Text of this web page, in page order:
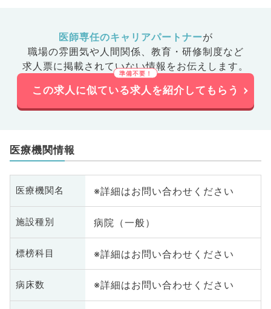
医師専任のキャリアパートナーが
職場の雰囲気や人間関係、 教育・研修制度など
求人票に掲載されていない情報をお伝えします。
この求人に似ている求人を紹介してもらう
医療機関情報
医療機関名 ※詳細はお問い合わせください
施設種別 病院（一般）
標榜科目 ※詳細はお問い合わせください
病床数 ※詳細はお問い合わせください